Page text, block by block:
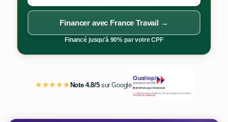
Financer avec France Travail →
Financé jusqu'à 90% par votre CPF
★★★★★Note 4.8/5sur Google